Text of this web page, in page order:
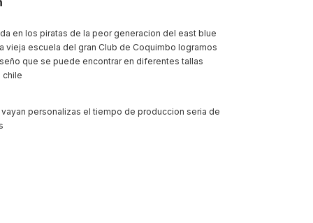
en los piratas de la peor generacion del east blue
vieja escuela del gran Club de Coquimbo logramos
que se puede encontrar en diferentes tallas
chile
personalizas el tiempo de produccion seria de